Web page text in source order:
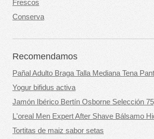
Frescos
Conserva
Recomendamos
Pañal Adulto Braga Talla Mediana Tena
Yogur bifidus activa
Jamón Ibérico Bertín Osborne Selección
L'oreal Men Expert After Shave Bálsamo
Tortitas de maiz sabor setas